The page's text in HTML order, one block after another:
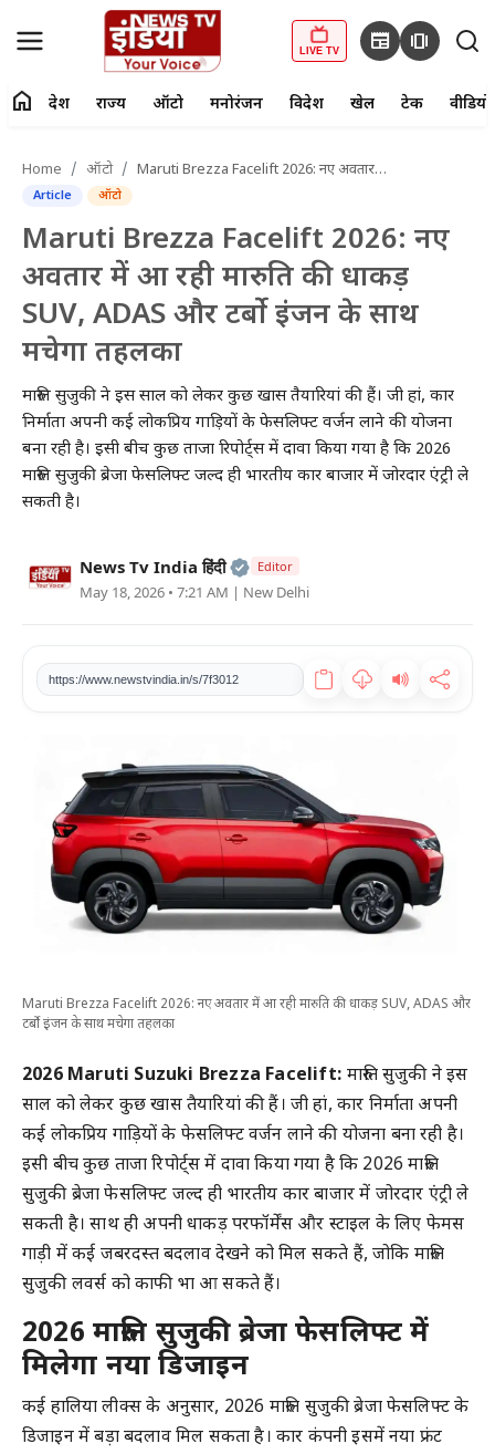
LIVE TV newspaper amp_stories
Home
राज्य
ऑटो
मनोरंजन
विदेश
टेक
लाइफस्टाइल
home देश राज्य ऑटो मनोरंजन विदेश खेल टेक वीडियो
Home ऑटो Maruti Brezza Facelift 2026: नए अवतार में आ रही मारुति की धाकड़ SUV, ADAS और टर्बो इंजन के साथ मचेगा तहलका
Article ऑटो
Maruti Brezza Facelift 2026: नए
अवतार में आ रही मारुति की धाकड़
SUV, ADAS और टर्बो इंजन के साथ
मचेगा तहलका
मारुति सुजुकी ने इस साल को लेकर कुछ खास तैयारियां की हैं। जी हां, कार
निर्माता अपनी कई लोकप्रिय गाड़ियों के फेसलिफ्ट वर्जन लाने की योजना
बना रही है। इसी बीच कुछ ताजा रिपोर्ट्स में दावा किया गया है कि 2026
मारुति सुजुकी ब्रेजा फेसलिफ्ट जल्द ही भारतीय कार बाजार में जोरदार एंट्री ले
सकती है।
News Tv India हिंदी Official | Verified Expert • 27
Editor
May 18, 2026 • 7:21 AM | New Delhi
https://www.newstvindia.in/s/7f3012
Maruti Brezza Facelift 2026: नए अवतार में आ रही मारुति की धाकड़ SUV, ADAS और
टर्बो इंजन के साथ मचेगा तहलका
2026 Maruti Suzuki Brezza Facelift: मारुति सुजुकी ने इस
साल को लेकर कुछ खास तैयारियां की हैं। जी हां, कार निर्माता अपनी
कई लोकप्रिय गाड़ियों के फेसलिफ्ट वर्जन लाने की योजना बना रही है।
इसी बीच कुछ ताजा रिपोर्ट्स में दावा किया गया है कि 2026 मारुति
सुजुकी ब्रेजा फेसलिफ्ट जल्द ही भारतीय कार बाजार में जोरदार एंट्री ले
सकती है। साथ ही अपनी धाकड़ परफॉर्मेंस और स्टाइल के लिए फेमस
गाड़ी में कई जबरदस्त बदलाव देखने को मिल सकते हैं, जोकि मारुति
सुजुकी लवर्स को काफी भा आ सकते हैं।
2026 मारुति सुजुकी ब्रेजा फेसलिफ्ट में
मिलेगा नया डिजाइन
कई हालिया लीक्स के अनुसार, 2026 मारुति सुजुकी ब्रेजा फेसलिफ्ट के
डिजाइन में बड़ा बदलाव मिल सकता है। कार कंपनी इसमें नया फ्रंट